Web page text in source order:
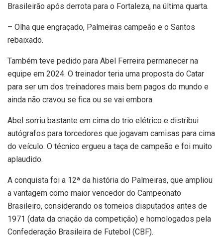
Brasileirão após derrota para o Fortaleza, na última quarta.
– Olha que engraçado, Palmeiras campeão e o Santos
rebaixado.
Também teve pedido para Abel Ferreira permanecer na
equipe em 2024. O treinador teria uma proposta do Catar
para ser um dos treinadores mais bem pagos do mundo e
ainda não cravou se fica ou se vai embora.
Abel sorriu bastante em cima do trio elétrico e distribui
autógrafos para torcedores que jogavam camisas para cima
do veículo. O técnico ergueu a taça de campeão e foi muito
aplaudido.
A conquista foi a 12ª da história do Palmeiras, que ampliou
a vantagem como maior vencedor do Campeonato
Brasileiro, considerando os torneios disputados antes de
1971 (data da criação da competição) e homologados pela
Confederação Brasileira de Futebol (CBF).